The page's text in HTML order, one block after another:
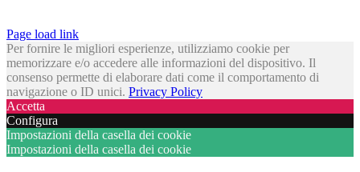
Page load link
Per fornire le migliori esperienze, utilizziamo cookie per
memorizzare e/o accedere alle informazioni del dispositivo. Il
consenso permette di elaborare dati come il comportamento di
navigazione o ID unici. Privacy Policy
Accetta
Configura
Impostazioni della casella dei cookie
Impostazioni della casella dei cookie